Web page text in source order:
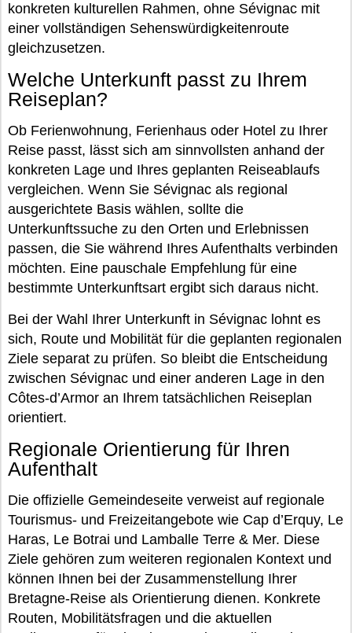
konkreten kulturellen Rahmen, ohne Sévignac mit
einer vollständigen Sehenswürdigkeitenroute
gleichzusetzen.
Welche Unterkunft passt zu Ihrem
Reiseplan?
Ob Ferienwohnung, Ferienhaus oder Hotel zu Ihrer
Reise passt, lässt sich am sinnvollsten anhand der
konkreten Lage und Ihres geplanten Reiseablaufs
vergleichen. Wenn Sie Sévignac als regional
ausgerichtete Basis wählen, sollte die
Unterkunftssuche zu den Orten und Erlebnissen
passen, die Sie während Ihres Aufenthalts verbinden
möchten. Eine pauschale Empfehlung für eine
bestimmte Unterkunftsart ergibt sich daraus nicht.
Bei der Wahl Ihrer Unterkunft in Sévignac lohnt es
sich, Route und Mobilität für die geplanten regionalen
Ziele separat zu prüfen. So bleibt die Entscheidung
zwischen Sévignac und einer anderen Lage in den
Côtes-d’Armor an Ihrem tatsächlichen Reiseplan
orientiert.
Regionale Orientierung für Ihren
Aufenthalt
Die offizielle Gemeindeseite verweist auf regionale
Tourismus- und Freizeitangebote wie Cap d’Erquy, Le
Haras, Le Botrai und Lamballe Terre & Mer. Diese
Ziele gehören zum weiteren regionalen Kontext und
können Ihnen bei der Zusammenstellung Ihrer
Bretagne-Reise als Orientierung dienen. Konkrete
Routen, Mobilitätsfragen und die aktuellen